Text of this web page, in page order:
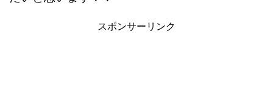
スポンサーリンク